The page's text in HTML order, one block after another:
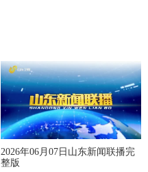
2026年06月07日山东新闻联播完
整版